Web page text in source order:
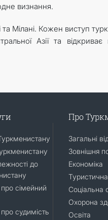
визнання.
Мілані. Кожен виступ
Азії та відкриває
до
сімейний
судимість
Про
Загальні
Зовнішня
Економіка
Соціальна
Охорона
Освіта